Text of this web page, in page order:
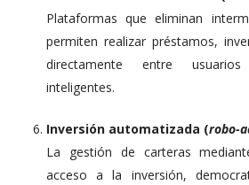
Plataformas que eliminan
permiten realizar préstamos,
directamente entre
inteligentes.
Inversión automatizada (robo-
La gestión de carteras
acceso a la inversión,